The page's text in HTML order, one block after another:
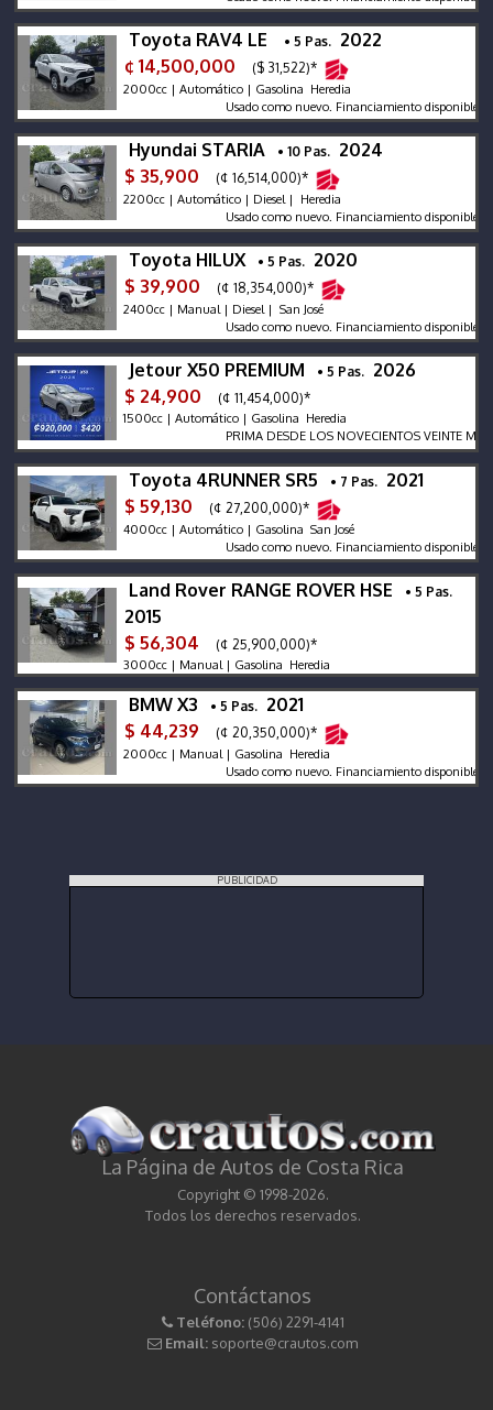
Toyota RAV4 LE • 5 Pas. 2022
¢ 14,500,000
($ 31,522)*
2000cc | Automático | Gasolina Heredia
Usado como nuevo. Financiamiento disponible.
Hyundai STARIA • 10 Pas. 2024
$ 35,900
(¢ 16,514,000)*
2200cc | Automático | Diesel | Heredia
Usado como nuevo. Financiamiento disponible.
Toyota HILUX • 5 Pas. 2020
$ 39,900
(¢ 18,354,000)*
2400cc | Manual | Diesel | San José
Usado como nuevo. Financiamiento disponible.
Jetour X50 PREMIUM • 5 Pas. 2026
$ 24,900
(¢ 11,454,000)*
1500cc | Automático | Gasolina Heredia
PRIMA DESDE LOS NOVECIENTOS VEINTE MIL
Toyota 4RUNNER SR5 • 7 Pas. 2021
$ 59,130
(¢ 27,200,000)*
4000cc | Automático | Gasolina San José
Usado como nuevo. Financiamiento disponible.
Land Rover RANGE ROVER HSE • 5 Pas.
2015
$ 56,304
(¢ 25,900,000)*
3000cc | Manual | Gasolina Heredia
BMW X3 • 5 Pas. 2021
$ 44,239
(¢ 20,350,000)*
2000cc | Manual | Gasolina Heredia
Usado como nuevo. Financiamiento disponible.
PUBLICIDAD
La Página de Autos de Costa Rica
Copyright © 1998-2026.
Todos los derechos reservados.
Contáctanos
Teléfono: (506) 2291-4141
Email: soporte@crautos.com